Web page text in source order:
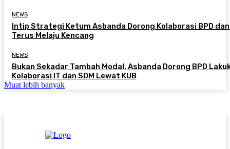
NEWS
Intip Strategi Ketum Asbanda Dorong Kolaborasi BPD dan
Terus Melaju Kencang
NEWS
Bukan Sekadar Tambah Modal, Asbanda Dorong BPD
Kolaborasi IT dan SDM Lewat KUB
Muat lebih banyak